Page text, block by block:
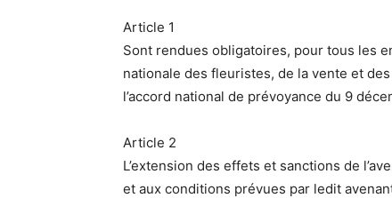
Article 1
Sont rendues obligatoires, pour tous les
nationale des fleuristes, de la vente et
l’accord national de prévoyance du 9
Article 2
L’extension des effets et sanctions de
et aux conditions prévues par ledit